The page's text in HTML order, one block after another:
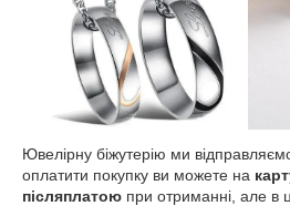
Ювелірну біжутерію ми
оплатити покупку ви можете на
післяплатою при отриманні, але в